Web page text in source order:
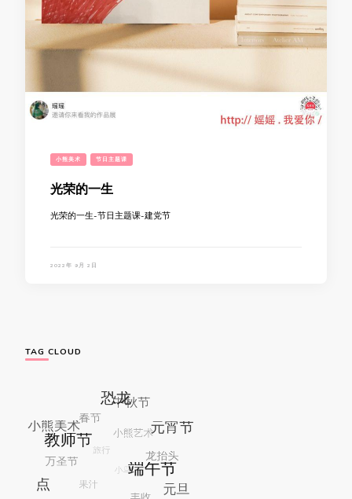
小熊美术 节日主题课
光荣的一生
光荣的一生-节日主题课-建党节
2022年 9月 2日
TAG CLOUD